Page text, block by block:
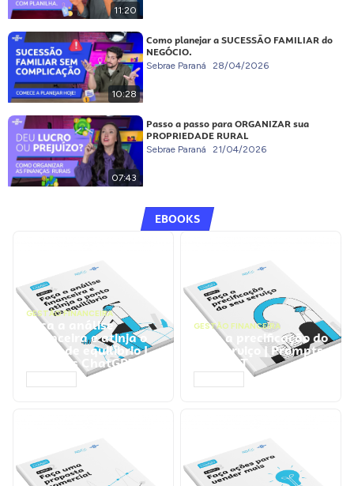
11:20
10:28
Como planejar a SUCESSÃO FAMILIAR do
NEGÓCIO.
Sebrae Paraná 28/04/2026
07:43
Passo a passo para ORGANIZAR sua
PROPRIEDADE RURAL
Sebrae Paraná 21/04/2026
EBOOKS
GESTÃO FINANCEIRA
Faça a análise
financeira e atinja o
ponto de equilíbrio |
Prompts ChatGPT
GESTÃO FINANCEIRA
Faça a precificação do
seu serviço | Prompts
ChatGPT